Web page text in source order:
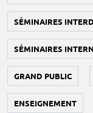
SÉMINAIRES
SÉMINAIRES
GRAND PUBLIC
ENSEIGNEMENT